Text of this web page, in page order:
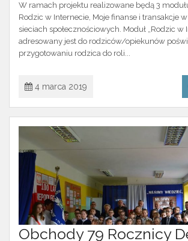
W ramach projektu realizowane będą 3
Rodzic w Internecie, Moje finanse i transakcje
sieciach społecznościowych. Moduł „Rodzic w
adresowany jest do rodziców/opiekunów
przygotowaniu rodzica do roli...
4 marca 2019
Obchody 79 Rocznicy